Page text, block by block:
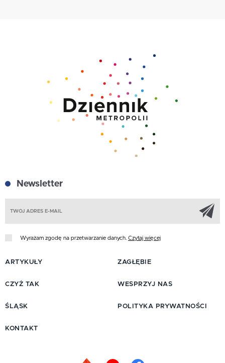
Newsletter
Wyrażam zgodę na przetwarzanie danych. Czytaj więcej
ARTYKUŁY
CZYŻ TAK
ŚLĄSK
ZAGŁĘBIE
WESPRZYJ NAS
POLITYKA PRYWATNOŚCI
KONTAKT